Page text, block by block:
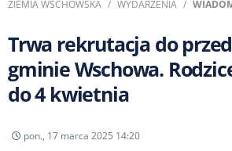
ZIEMIA WSCHOWSKA WYDARZENIA
Trwa rekrutacja do
gminie Wschowa.
do 4 kwietnia
pon., 17 marca 2025 14:20